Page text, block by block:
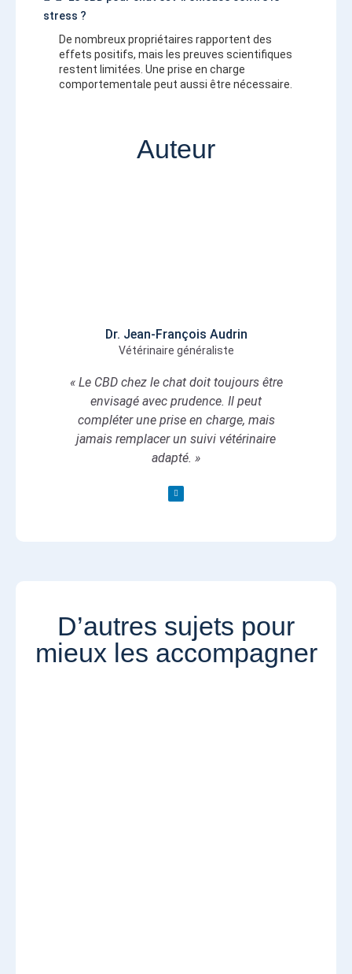
stress ?
De nombreux propriétaires rapportent des
effets positifs, mais les preuves scientifiques
restent limitées. Une prise en charge
comportementale peut aussi être nécessaire.
Auteur
Dr. Jean-François Audrin
Vétérinaire généraliste
« Le CBD chez le chat doit toujours être
envisagé avec prudence. Il peut
compléter une prise en charge, mais
jamais remplacer un suivi vétérinaire
adapté. »
D’autres sujets pour
mieux les accompagner​​